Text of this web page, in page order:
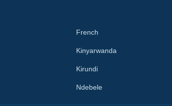
French
Kinyarwanda
Kirundi
Ndebele